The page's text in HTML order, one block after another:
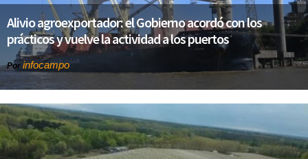
Alivio agroexportador: el Gobierno acordó con los
prácticos y vuelve la actividad a los puertos
Por infocampo